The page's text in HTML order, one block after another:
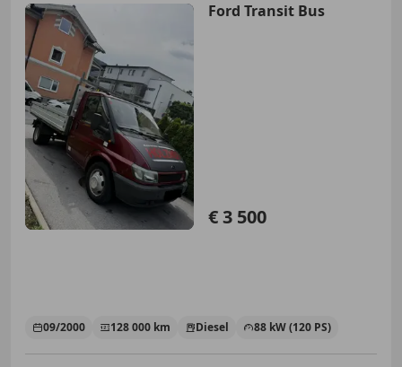
Ford Transit Bus
€ 3 500
09/2000 128 000 km Diesel 88 kW (120 PS)